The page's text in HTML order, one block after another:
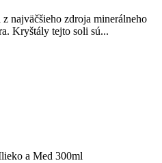
najväčšieho zdroja minerálneho
Kryštály tejto soli sú...
a Med 300ml